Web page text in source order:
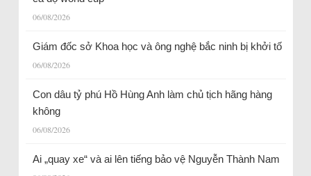
06/08/2026
Giám đốc sở Khoa học và ông nghệ bắc ninh bị khởi tố
06/08/2026
Con dâu tỷ phú Hồ Hùng Anh làm chủ tịch hãng hàng
không
06/08/2026
Ai „quay xe“ và ai lên tiếng bảo vệ Nguyễn Thành Nam